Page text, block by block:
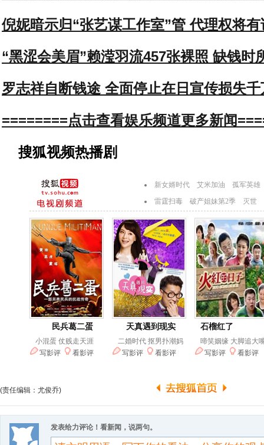
倪妮暗示归“张艺谋工作室”管 代理权将有
“黑涩会美眉”赖滢羽流457张裸照 缺钱时
罗志祥自断钱途 全面停止在日宣传损失千
========点击查看娱乐频道更多新闻
搜狐视频热播剧
(责任编辑：尤俊乔)
发表给力评论！看新闻，说两句。